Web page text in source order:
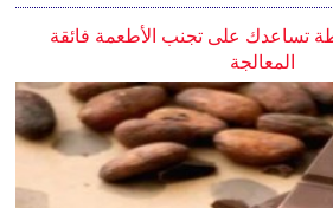
تساعدك على تجنب الأطعمة فائقة
المعالجة